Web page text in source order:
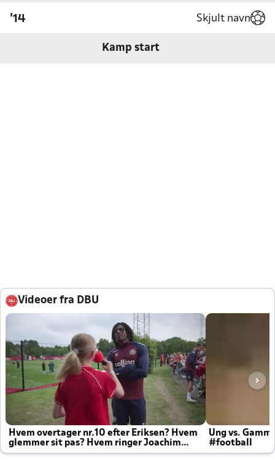
'14 Skjult navn
Kamp start
Videoer fra DBU
Hvem overtager nr.10 efter Eriksen? Hvem
glemmer sit pas? Hvem ringer Joachim
altid til efter kampe?
Ung vs.
#football